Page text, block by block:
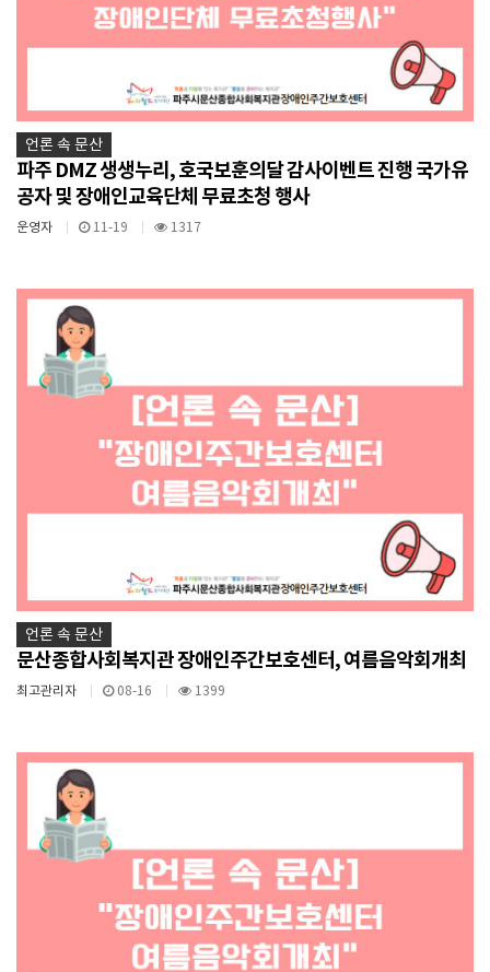
언론 속 문산
파주 DMZ 생생누리, 호국보훈의달 감사이벤트 진행 국가유
공자 및 장애인교육단체 무료초청 행사
운영자 11-19 1317
언론 속 문산
문산종합사회복지관 장애인주간보호센터, 여름음악회개최
최고관리자 08-16 1399